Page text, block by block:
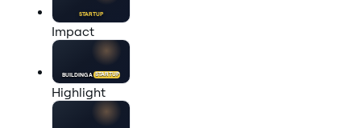
STARTUP
Impact
BUILDING A STARTUP
Highlight